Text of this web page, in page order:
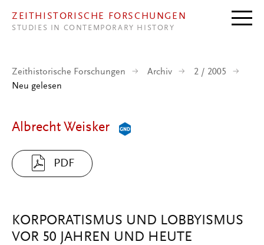
ZEITHISTORISCHE FORSCHUNGEN
STUDIES IN CONTEMPORARY HISTORY
Zeithistorische Forschungen Archiv
2 / 2005
Neu gelesen
Albrecht Weisker
PDF
KORPORATISMUS UND LOBBYISMUS
VOR 50 JAHREN UND HEUTE